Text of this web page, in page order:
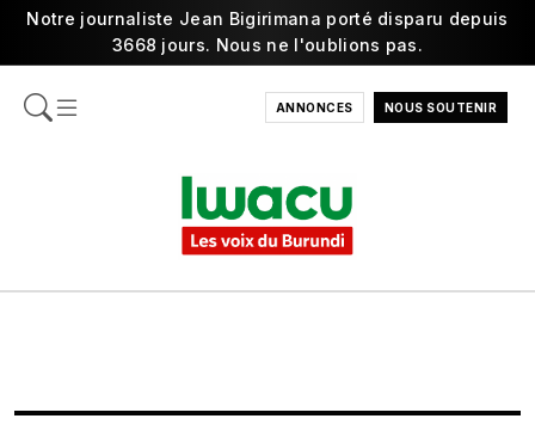
Notre journaliste Jean Bigirimana porté disparu depuis
3668 jours. Nous ne l'oublions pas.
ANNONCES NOUS SOUTENIR